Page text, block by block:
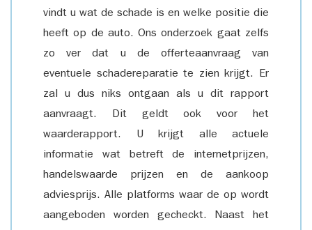
vindt u wat de schade is en welke positie die
heeft op de auto. Ons onderzoek gaat zelfs
zo ver dat u de offerteaanvraag van
eventuele schadereparatie te zien krijgt. Er
zal u dus niks ontgaan als u dit rapport
aanvraagt. Dit geldt ook voor het
waarderapport. U krijgt alle actuele
informatie wat betreft de internetprijzen,
handelswaarde prijzen en de aankoop
adviesprijs. Alle platforms waar de op wordt
aangeboden worden gecheckt. Naast het